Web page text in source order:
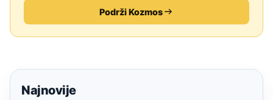
Podrži Kozmos
Najnovije